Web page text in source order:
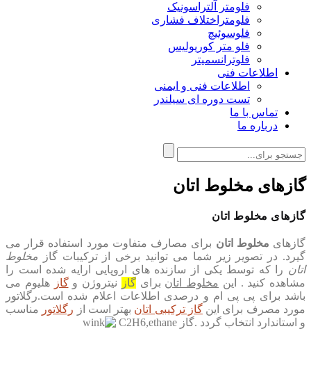
فلومتر آلتراسونیک
فلومتراختلاف فشاری
فلوسوئیچ
فلو متر کوریولیس
فلوترانسمیتر
اطلاعات فنی
اطلاعات فنی و ایمنی
تست دوره ای سیلندر
تماس با ما
درباره ما
گازهای مخلوط اتان
گازهای مخلوط اتان
گازهای مخلوط اتان برای مصارف متفاوت مورد استفاده قرار می
گیرد. در تصویر زیر شما می توانید برخی از ترکیبات گاز مخلوط
اتان را که توسط یکی از سازنده های اروپایی ارایه شده است را
مشاهده کنید . این مخلوط اتان برایگاز نیتروژن وگاز هلیوم می
باشد برای پی پی ام و درصدی اطلاعات اعلام شده است.رگلاتور
مورد مصرف برای اینگاز ترکیبی اتان بهتر است از رگلاتور مناسب
و استاندارد انتخاب گردد .گاز C2H6,ethane